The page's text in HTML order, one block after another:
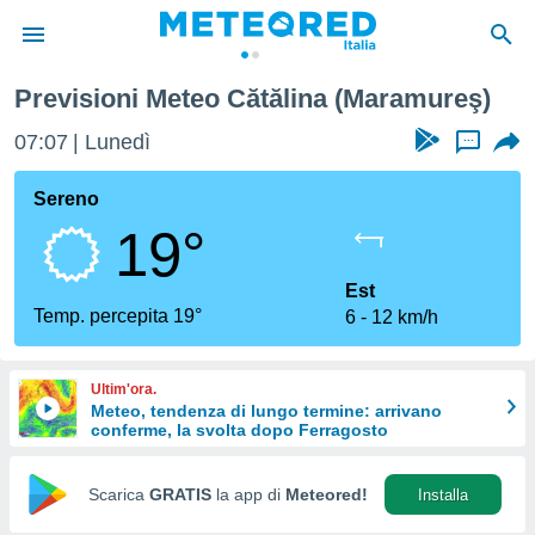
di
per
le
di
Web
Previsioni Meteo Cătălina (Maramureş)
07:07 Lunedì ...
Sereno
19°
Temp. percepita 19°
Est
6
12 km/h
Ultim'ora.
Meteo, tendenza di lungo termine: arrivano
conferme, la svolta dopo Ferragosto
Scarica GRATIS la app di Meteored! Installa